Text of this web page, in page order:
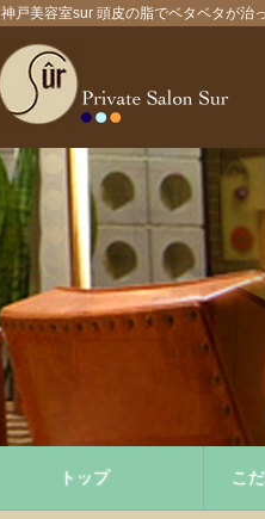
神戸美容室sur 頭皮の脂でベタベタが治
トップ こ